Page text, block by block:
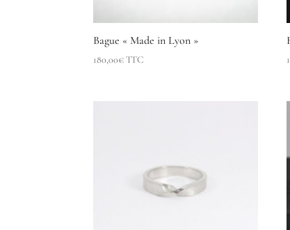
Bague « Made in Lyon »
180,00€ TTC